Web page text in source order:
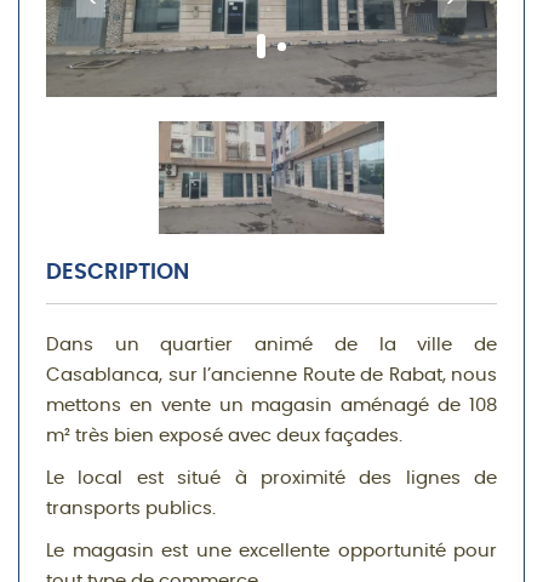
DESCRIPTION
Dans un quartier animé de la ville de
Casablanca, sur l’ancienne Route de Rabat, nous
mettons en vente un magasin aménagé de 108
m² très bien exposé avec deux façades.
Le local est situé à proximité des lignes de
transports publics.
Le magasin est une excellente opportunité pour